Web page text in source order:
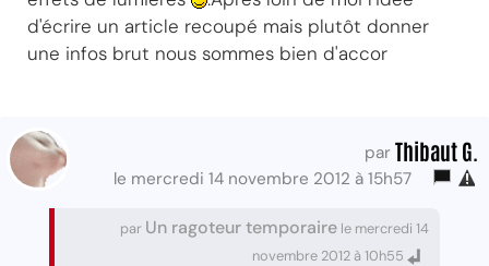
d'écrire un article recoupé mais plutôt donner
une infos brut nous sommes bien d'accor
par Thibaut G.
le mercredi 14 novembre 2012 à 15h57
par Un ragoteur temporaire le mercredi 14
novembre 2012 à 10h55